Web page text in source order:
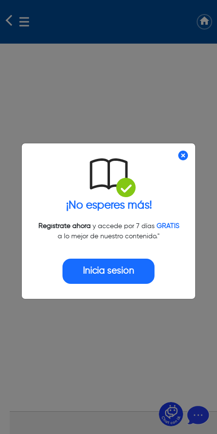
¡No esperes más!
Regístrate ahoray accede por 7 días GRATIS
a lo mejor de nuestro contenido."
Inicia sesión